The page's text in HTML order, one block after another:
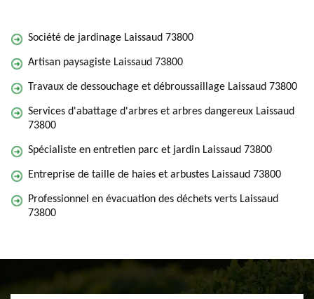
Société de jardinage Laissaud 73800
Artisan paysagiste Laissaud 73800
Travaux de dessouchage et débroussaillage Laissaud 73800
Services d'abattage d'arbres et arbres dangereux Laissaud
73800
Spécialiste en entretien parc et jardin Laissaud 73800
Entreprise de taille de haies et arbustes Laissaud 73800
Professionnel en évacuation des déchets verts Laissaud
73800